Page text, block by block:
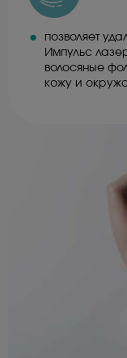
позволяет
Импульс
волосяные
кожу и